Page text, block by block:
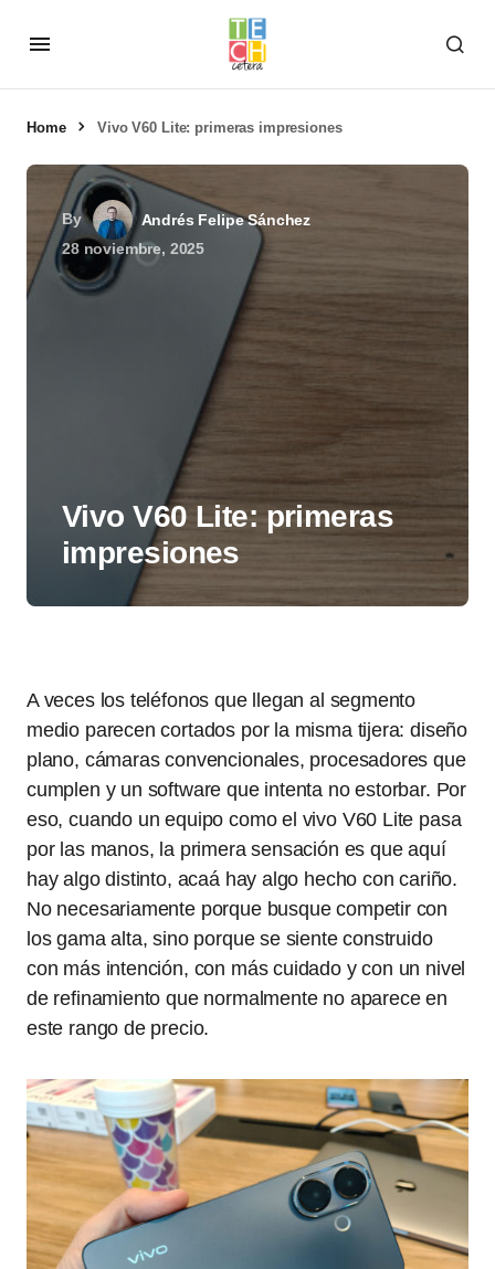
Home Vivo V60 Lite: primeras impresiones
By
Andrés Felipe Sánchez
28 noviembre, 2025
Vivo V60 Lite: primeras
impresiones
A veces los teléfonos que llegan al segmento
medio parecen cortados por la misma tijera: diseño
plano, cámaras convencionales, procesadores que
cumplen y un software que intenta no estorbar. Por
eso, cuando un equipo como el vivo V60 Lite pasa
por las manos, la primera sensación es que aquí
hay algo distinto, acaá hay algo hecho con cariño.
No necesariamente porque busque competir con
los gama alta, sino porque se siente construido
con más intención, con más cuidado y con un nivel
de refinamiento que normalmente no aparece en
este rango de precio.